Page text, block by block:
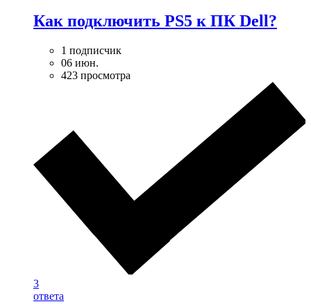
Как подключить PS5 к ПК Dell?
1 подписчик
06 июн.
423 просмотра
3
ответа